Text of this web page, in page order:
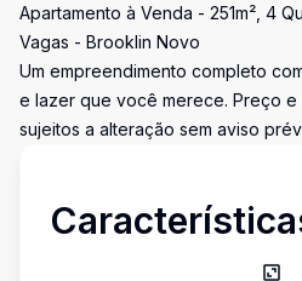
Apartamento à Venda - 251m², 4
Vagas - Brooklin Novo
Um empreendimento completo
e lazer que você merece. Preço
sujeitos a alteração sem aviso